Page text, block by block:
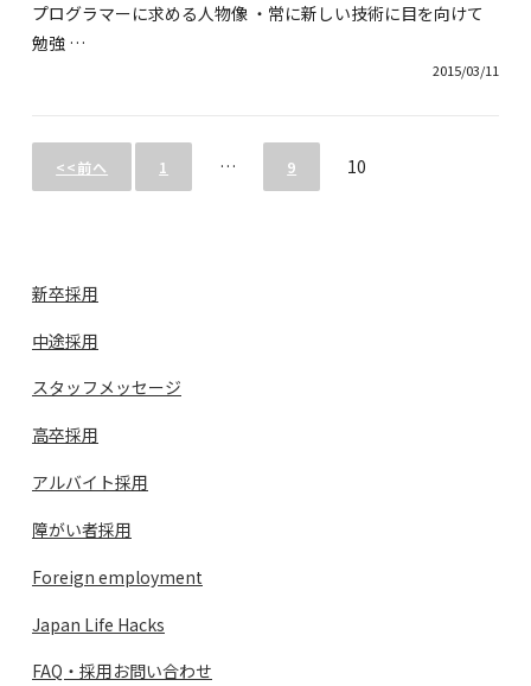
プログラマーに求める人物像 ・常に新しい技術に目を向けて
勉強 …
2015/03/11
<<前へ 1 … 9 10
新卒採用
中途採用
スタッフメッセージ
高卒採用
アルバイト採用
障がい者採用
Foreign employment
Japan Life Hacks
FAQ・採用お問い合わせ